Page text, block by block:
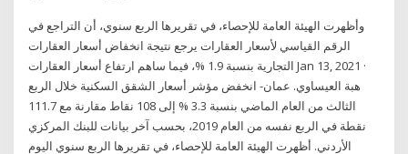
وأظهرت الهيئة العامة للإحصاء، في تقريرها الربع سنوي، أن التراجع في
الرقم القياسي لأسعار العقارات يرجع نتيجة انخفاض أسعار العقارات
التجارية بنسبة 1.9 %، فيما ساهم ارتفاع أسعار العقارات Jan 13, 2021 ·
هبة العيساوي. عمان- انخفض مؤشر أسعار الشقق السكنية خلال الربع
الثالث من العام الماضي بنسبة 3.3 % إلى 108 نقاط مقارنة مع 111.7
نقطة في الربع نفسه من العام 2019، بحسب آخر بيانات للبنك المركزي
الأردني. أظهرت الهيئة العامة للإحصاء، في تقريرها الربع سنوي اليوم